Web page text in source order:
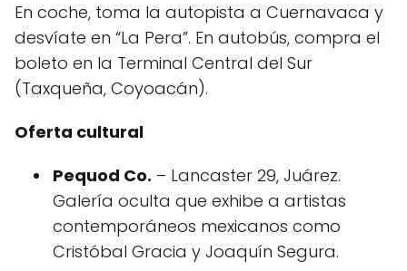
En coche, toma la autopista a Cuernavaca y
desvíate en “La Pera”. En autobús, compra el
boleto en la Terminal Central del Sur
(Taxqueña, Coyoacán).
Oferta cultural
Pequod Co. – Lancaster 29, Juárez.
Galería oculta que exhibe a artistas
contemporáneos mexicanos como
Cristóbal Gracia y Joaquín Segura.